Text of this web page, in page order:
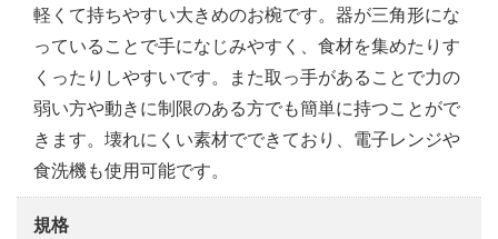
軽くて持ちやすい大きめのお椀です。器が三角形にな
っていることで手になじみやすく、食材を集めたりす
くったりしやすいです。また取っ手があることで力の
弱い方や動きに制限のある方でも簡単に持つことがで
きます。壊れにくい素材でできており、電子レンジや
食洗機も使用可能です。
規格